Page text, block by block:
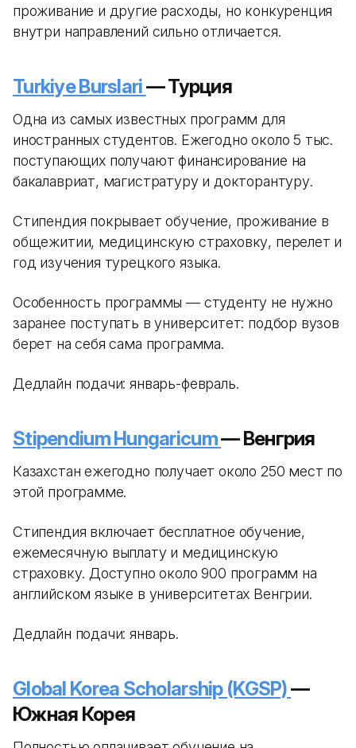
проживание и другие расходы, но конкуренция
внутри направлений сильно отличается.
Turkiye Burslari— Турция
Одна из самых известных программ для
иностранных студентов. Ежегодно около 5 тыс.
поступающих получают финансирование на
бакалавриат, магистратуру и докторантуру.
Стипендия покрывает обучение, проживание в
общежитии, медицинскую страховку, перелет и
год изучения турецкого языка.
Особенность программы — студенту не нужно
заранее поступать в университет: подбор вузов
берет на себя сама программа.
Дедлайн подачи: январь-февраль.
Stipendium Hungaricum— Венгрия
Казахстан ежегодно получает около 250 мест по
этой программе.
Стипендия включает бесплатное обучение,
ежемесячную выплату и медицинскую
страховку. Доступно около 900 программ на
английском языке в университетах Венгрии.
Дедлайн подачи: январь.
Global Korea Scholarship (KGSP)—
Южная Корея